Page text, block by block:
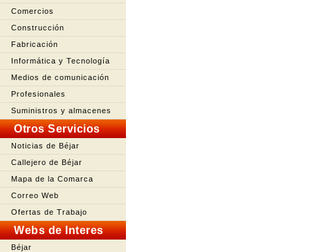
Comercios
Construcción
Fabricación
Informática y Tecnología
Medios de comunicación
Profesionales
Suministros y almacenes
Otros Servicios
Noticias de Béjar
Callejero de Béjar
Mapa de la Comarca
Correo Web
Ofertas de Trabajo
Webs de Interes
Béjar